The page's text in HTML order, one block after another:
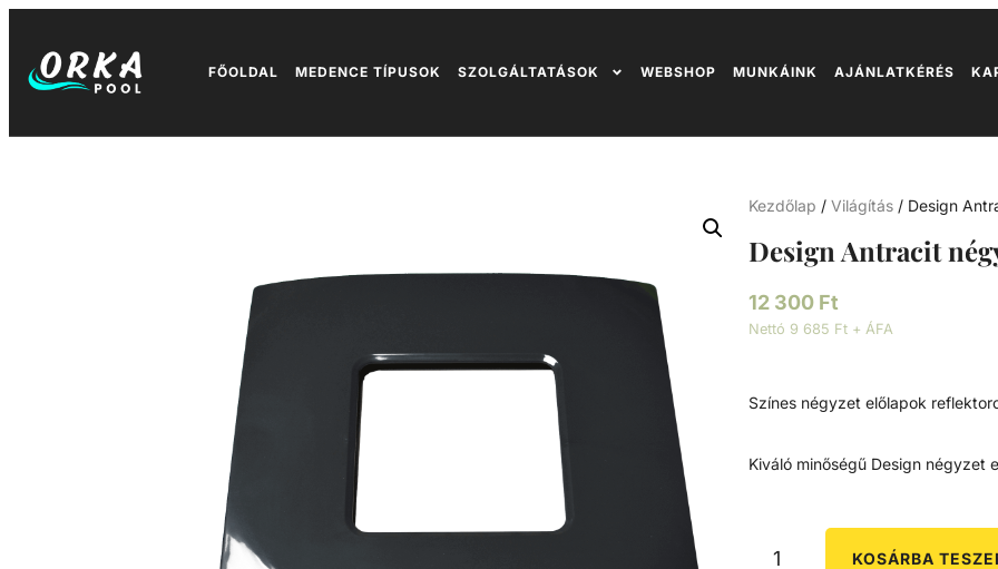
FŐOLDAL MEDENCE TÍPUSOK SZOLGÁLTATÁSOK WEBSHOP MUNKÁINK AJÁNLATKÉRÉS
Kezdőlap / Világítás / Design
Design Antracit
12 300 Ft
Nettó 9 685 Ft + ÁFA
Színes négyzet előlapok
Kiváló minőségű Design négyzet
KOSÁRBA